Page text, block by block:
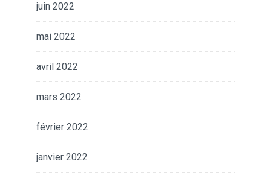
juin 2022
mai 2022
avril 2022
mars 2022
février 2022
janvier 2022